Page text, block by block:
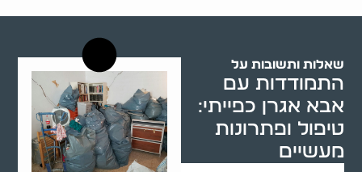
שאלות ותשובות על
התמודדות עם
אבא אגרן כפייתי:
טיפול ופתרונות
מעשיים